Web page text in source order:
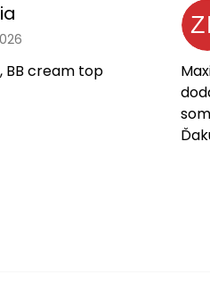
obchodu je 5 z 5
BB cream top